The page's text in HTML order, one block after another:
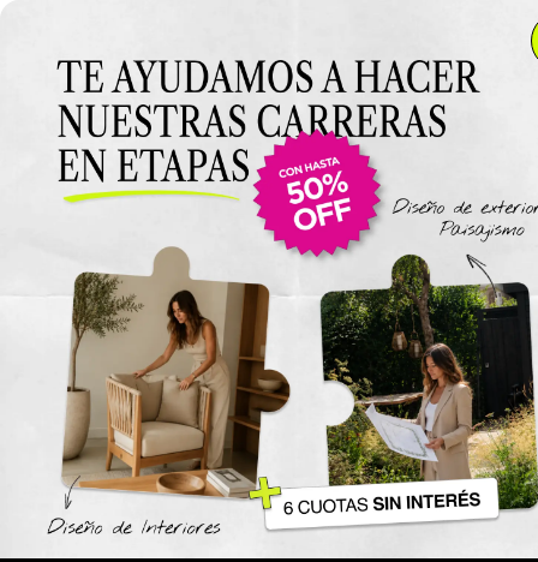
Anterior Clase
Clase 1
Materiales
Espacio Pequeño
Mobiliario